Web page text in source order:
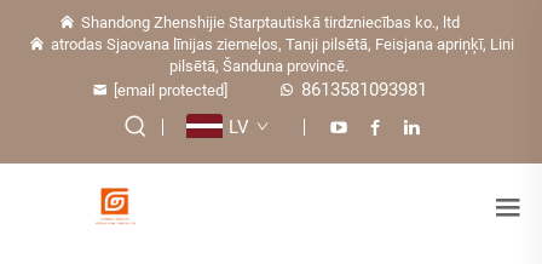
Shandong Zhenshijie Starptautiskā tirdzniecības ko., ltd
atrodas Sjaovana līnijas ziemeļos, Tanji pilsētā, Feisjana apriņķī, Lini
pilsētā, Šanduna provincē.
[email protected]
8613581093981
LV